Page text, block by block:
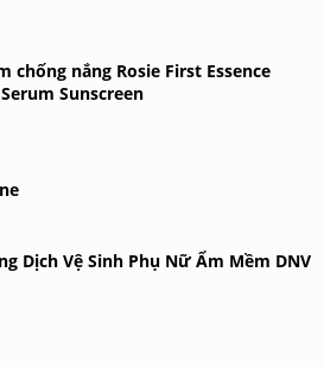
chống nắng Rosie First Essence
Sunscreen
Dịch Vệ Sinh Phụ Nữ Ẩm Mềm DNV